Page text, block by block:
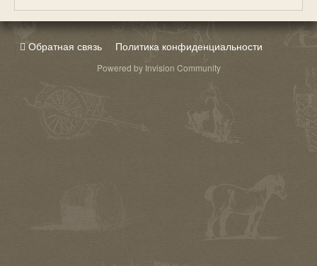
Обратная связь Политика конфиденциальности
Powered by Invision Community